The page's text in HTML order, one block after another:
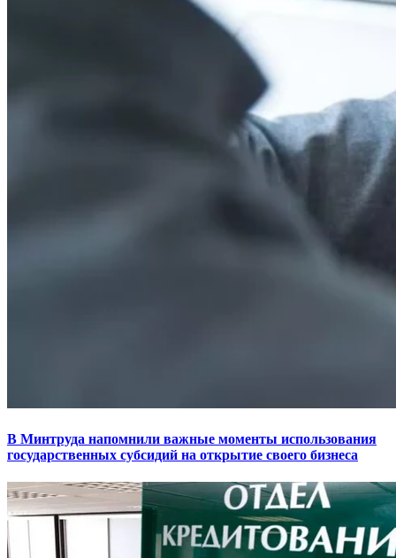
В Минтруда напомнили важные моменты использования
государственных субсидий на открытие своего бизнеса